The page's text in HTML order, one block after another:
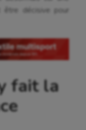
être décisive pour
fait la